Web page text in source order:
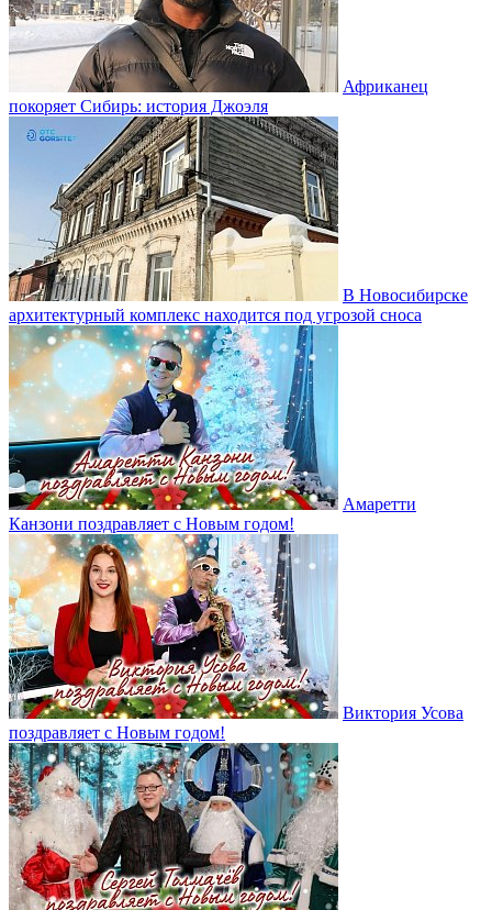
Африканец
покоряет Сибирь: история Джоэля
В Новосибирске
архитектурный комплекс находится под угрозой сноса
Амаретти
Канзони поздравляет с Новым годом!
Виктория Усова
поздравляет с Новым годом!